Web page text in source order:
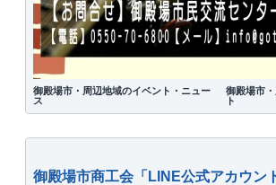
御殿場市・周辺地域のイベント・ニュー
ス
御殿場市
ト
御殿場市商工会「LINE公式アカウン